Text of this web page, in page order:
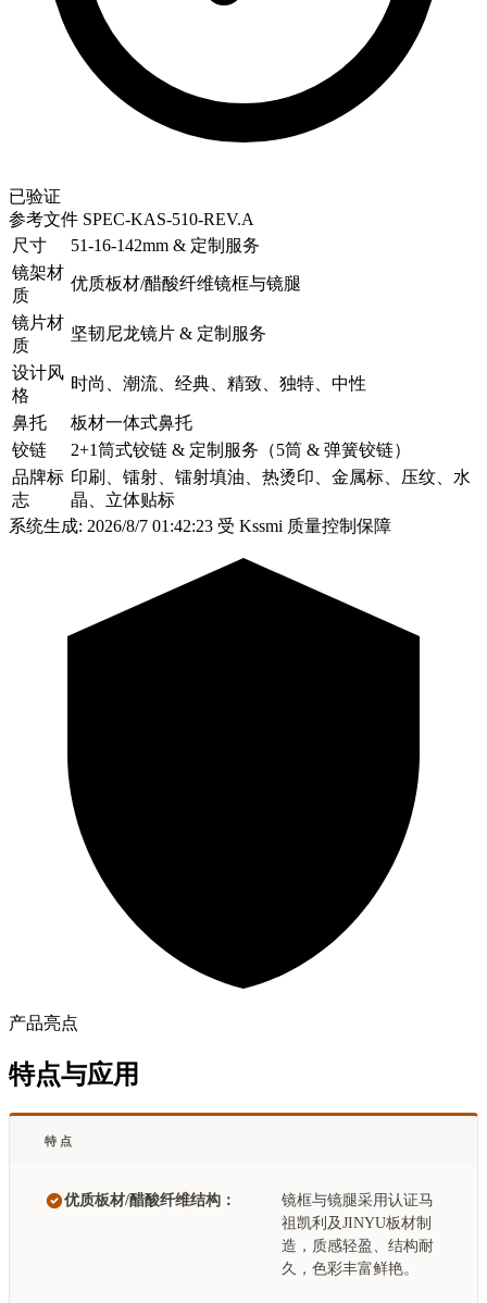
已验证
参考文件 SPEC-KAS-510-REV.A
尺寸
51-16-142mm & 定制服务
镜架材
质
优质板材/醋酸纤维镜框与镜腿
镜片材
质
坚韧尼龙镜片 & 定制服务
设计风
格
时尚、潮流、经典、精致、独特、中性
鼻托
板材一体式鼻托
铰链
2+1筒式铰链 & 定制服务（5筒 & 弹簧铰链）
品牌标
志
印刷、镭射、镭射填油、热烫印、金属标、压纹、水
晶、立体贴标
系统生成: 2026/8/7 01:42:23 受 Kssmi 质量控制保障
产品亮点
特点与应用
特点
优质板材/醋酸纤维结构：
镜框与镜腿采用认证马
祖凯利及JINYU板材制
造，质感轻盈、结构耐
久，色彩丰富鲜艳。